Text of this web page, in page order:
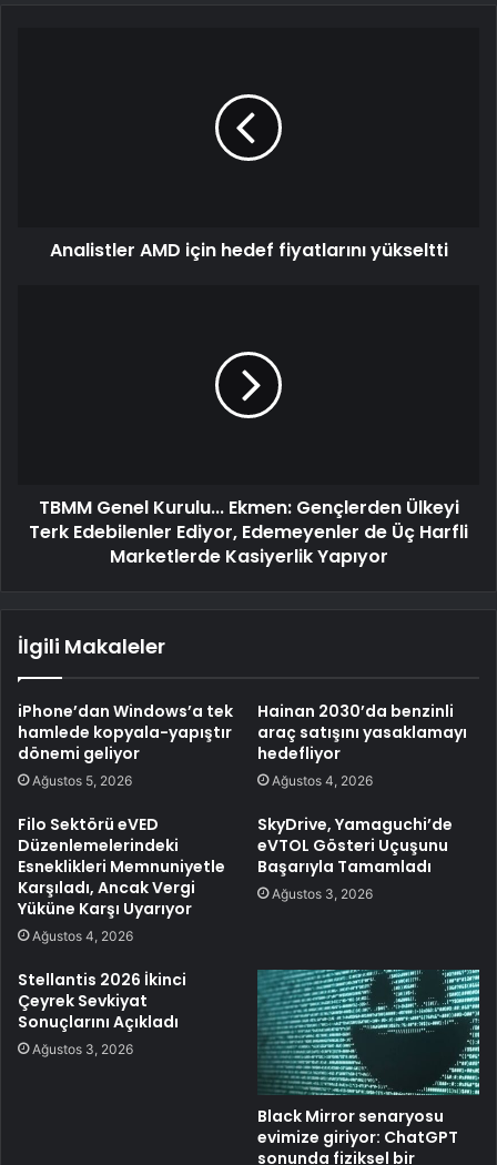
Analistler AMD için hedef fiyatlarını yükseltti
TBMM Genel Kurulu... Ekmen: Gençlerden Ülkeyi
Terk Edebilenler Ediyor, Edemeyenler de Üç Harfli
Marketlerde Kasiyerlik Yapıyor
İlgili Makaleler
iPhone’dan Windows’a tek
hamlede kopyala-yapıştır
dönemi geliyor
Ağustos 5, 2026
Hainan 2030’da benzinli
araç satışını yasaklamayı
hedefliyor
Ağustos 4, 2026
Filo Sektörü eVED
Düzenlemelerindeki
Esneklikleri Memnuniyetle
Karşıladı, Ancak Vergi
Yüküne Karşı Uyarıyor
Ağustos 4, 2026
SkyDrive, Yamaguchi’de
eVTOL Gösteri Uçuşunu
Başarıyla Tamamladı
Ağustos 3, 2026
Stellantis 2026 İkinci
Çeyrek Sevkiyat
Sonuçlarını Açıkladı
Ağustos 3, 2026
Black Mirror senaryosu
evimize giriyor: ChatGPT
sonunda fiziksel bir